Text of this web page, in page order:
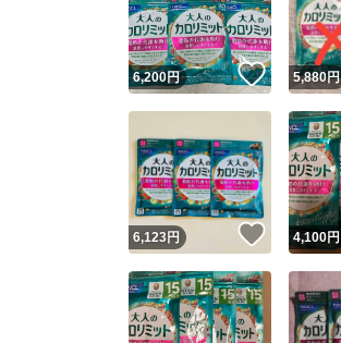
6,200円 いいね！
5,880円
6,123円 いいね！
4,100円